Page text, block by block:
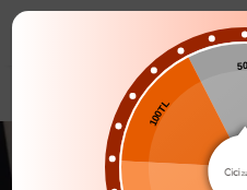
SOFRA ÜRÜNLERİ 100TL